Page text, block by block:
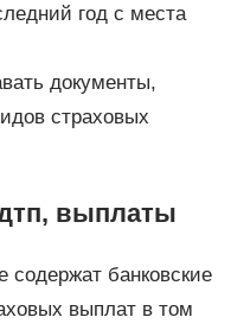
год с места
документы,
страховых
выплаты
содержат банковские
выплат в том